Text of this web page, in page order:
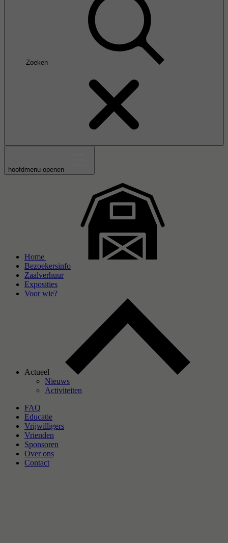
Zoeken
hoofdmenu openen
Home
Bezoekersinfo
Zaalverhuur
Exposities
Voor wie?
Actueel
Nieuws
Activiteiten
FAQ
Educatie
Vrijwilligers
Vrienden
Sponsoren
Over ons
Contact